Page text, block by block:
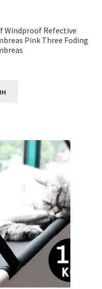
Windproof Refective
Pink Three Foding